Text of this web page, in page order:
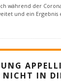
während der
und ein Ergebnis
NICHT IN